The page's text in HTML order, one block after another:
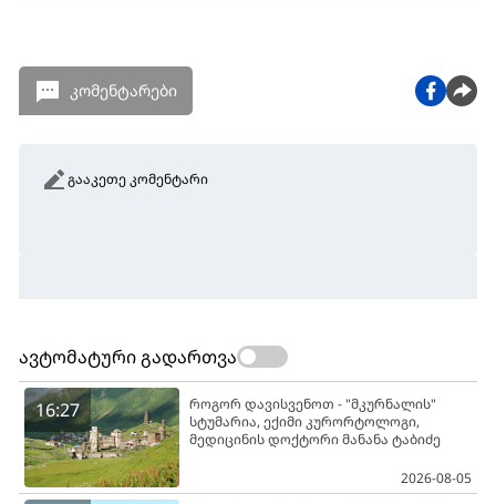
კომენტარები
გააკეთე კომენტარი
ავტომატური გადართვა
16:27
როგორ დავისვენოთ - "მკურნალის"
სტუმარია, ექიმი კურორტოლოგი,
მედიცინის დოქტორი მანანა ტაბიძე
2026-08-05